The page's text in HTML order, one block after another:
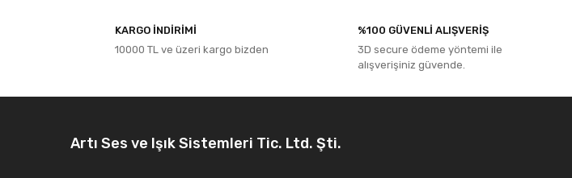
Bu ürüne ilk yorumu
Görüş ve önerileriniz için teşekkür ederiz.
Bu ürüne benzer farklı alternatifler olmalı.
KARGO İNDİRİMİ
10000 TL ve üzeri kargo bizden
%100 GÜVENLİ ALIŞVERİŞ
3D secure ödeme yöntemi ile
alışverişiniz güvende.
Artı Ses ve Işık Sistemleri Tic. Ltd. Şti.